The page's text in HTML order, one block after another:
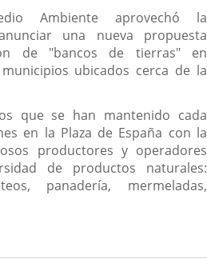
Ambiente aprovechó la
una nueva propuesta
de "bancos de tierras" en
ubicados cerca de la
que se han mantenido cada
en la Plaza de España con la
productores y operadores
de productos naturales:
panadería, mermeladas,